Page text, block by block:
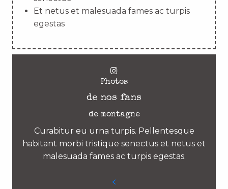
Et netus et malesuada fames ac turpis
egestas
Photos
de nos fans
de montagne
Curabitur eu urna turpis. Pellentesque
habitant morbi tristique senectus et netus et
malesuada fames ac turpis egestas.